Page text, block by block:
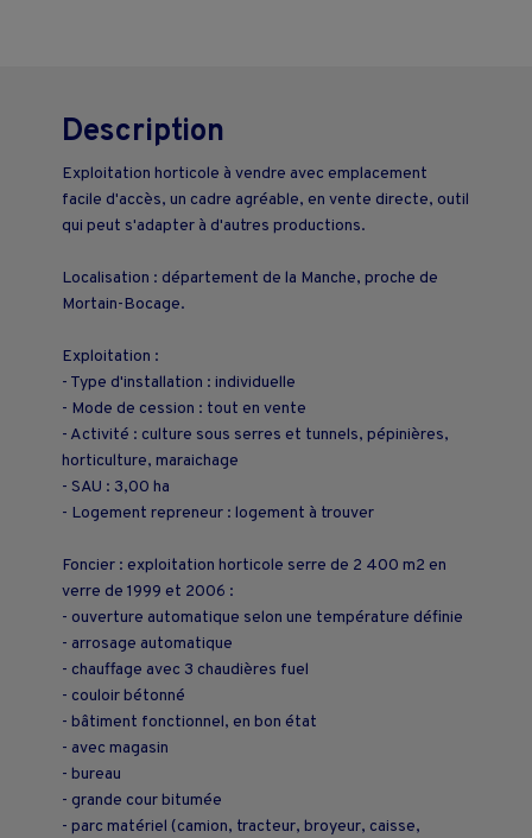
Description
Exploitation horticole à vendre avec emplacement
facile d'accès, un cadre agréable, en vente directe, outil
qui peut s'adapter à d'autres productions.
Localisation : département de la Manche, proche de
Mortain-Bocage.
Exploitation :
- Type d'installation : individuelle
- Mode de cession : tout en vente
- Activité : culture sous serres et tunnels, pépinières,
horticulture, maraichage
- SAU : 3,00 ha
- Logement repreneur : logement à trouver
Foncier : exploitation horticole serre de 2 400 m2 en
verre de 1999 et 2006 :
- ouverture automatique selon une température définie
- arrosage automatique
- chauffage avec 3 chaudières fuel
- couloir bétonné
- bâtiment fonctionnel, en bon état
- avec magasin
- bureau
- grande cour bitumée
- parc matériel (camion, tracteur, broyeur, caisse,